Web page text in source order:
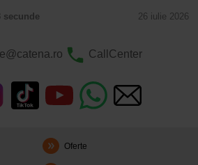
secunde 26 iulie 2026
CallCenter
Oferte